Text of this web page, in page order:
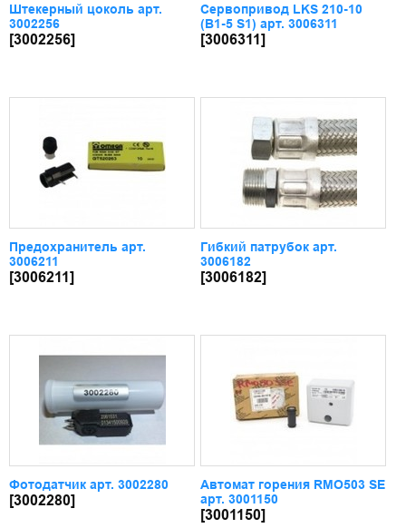
Штекерный цоколь арт.
3002256
[3002256]
Сервопривод LKS 210-10
(B1-5 S1) арт. 3006311
[3006311]
Предохранитель арт.
3006211
[3006211]
Гибкий патрубок арт.
3006182
[3006182]
Фотодатчик арт. 3002280
[3002280]
Автомат горения RMO503 SE
арт. 3001150
[3001150]